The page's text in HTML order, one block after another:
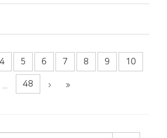
4 5 6 7 8 9 10
48